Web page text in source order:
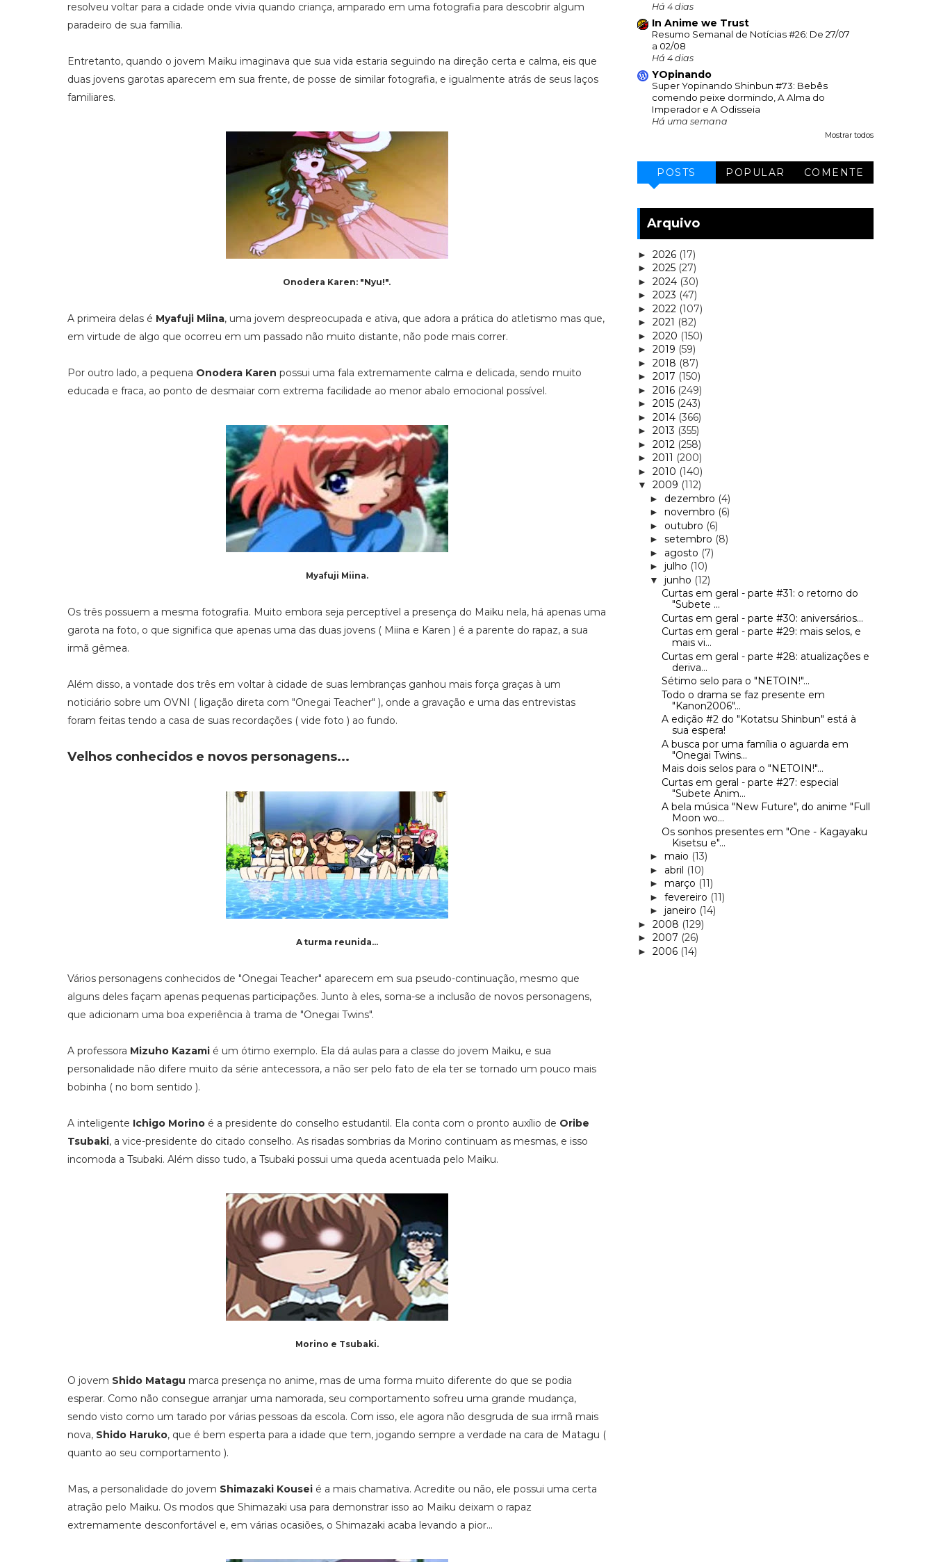
resolveu voltar para a cidade onde vivia quando criança, amparado em uma fotografia para descobrir algum
paradeiro de sua família.
Entretanto, quando o jovem Maiku imaginava que sua vida estaria seguindo na direção certa e calma, eis que
duas jovens garotas aparecem em sua frente, de posse de similar fotografia, e igualmente atrás de seus laços
familiares.
Onodera Karen: "Nyu!".
A primeira delas é Myafuji Miina, uma jovem despreocupada e ativa, que adora a prática do atletismo mas que,
em virtude de algo que ocorreu em um passado não muito distante, não pode mais correr.
Por outro lado, a pequena Onodera Karen possui uma fala extremamente calma e delicada, sendo muito
educada e fraca, ao ponto de desmaiar com extrema facilidade ao menor abalo emocional possível.
Myafuji Miina.
Os três possuem a mesma fotografia. Muito embora seja perceptível a presença do Maiku nela, há apenas uma
garota na foto, o que significa que apenas uma das duas jovens ( Miina e Karen ) é a parente do rapaz, a sua
irmã gêmea.
Além disso, a vontade dos três em voltar à cidade de suas lembranças ganhou mais força graças à um
noticiário sobre um OVNI ( ligação direta com "Onegai Teacher" ), onde a gravação e uma das entrevistas
foram feitas tendo a casa de suas recordações ( vide foto ) ao fundo.
Velhos conhecidos e novos personagens...
A turma reunida...
Vários personagens conhecidos de "Onegai Teacher" aparecem em sua pseudo-continuação, mesmo que
alguns deles façam apenas pequenas participações. Junto à eles, soma-se a inclusão de novos personagens,
que adicionam uma boa experiência à trama de "Onegai Twins".
A professora Mizuho Kazami é um ótimo exemplo. Ela dá aulas para a classe do jovem Maiku, e sua
personalidade não difere muito da série antecessora, a não ser pelo fato de ela ter se tornado um pouco mais
bobinha ( no bom sentido ).
A inteligente Ichigo Morino é a presidente do conselho estudantil. Ela conta com o pronto auxílio de Oribe
Tsubaki, a vice-presidente do citado conselho. As risadas sombrias da Morino continuam as mesmas, e isso
incomoda a Tsubaki. Além disso tudo, a Tsubaki possui uma queda acentuada pelo Maiku.
Morino e Tsubaki.
O jovem Shido Matagu marca presença no anime, mas de uma forma muito diferente do que se podia
esperar. Como não consegue arranjar uma namorada, seu comportamento sofreu uma grande mudança,
sendo visto como um tarado por várias pessoas da escola. Com isso, ele agora não desgruda de sua irmã mais
nova, Shido Haruko, que é bem esperta para a idade que tem, jogando sempre a verdade na cara de Matagu (
quanto ao seu comportamento ).
Mas, a personalidade do jovem Shimazaki Kousei é a mais chamativa. Acredite ou não, ele possui uma certa
atração pelo Maiku. Os modos que Shimazaki usa para demonstrar isso ao Maiku deixam o rapaz
extremamente desconfortável e, em várias ocasiões, o Shimazaki acaba levando a pior...
Há 4 dias
In Anime we Trust
Resumo Semanal de Notícias #26: De 27/07
a 02/08
Há 4 dias
YOpinando
Super Yopinando Shinbun #73: Bebês
comendo peixe dormindo, A Alma do
Imperador e A Odisseia
Há uma semana
Mostrar todos
POSTS POPULAR COMENTE
Arquivo
► 2026 (17)
► 2025 (27)
► 2024 (30)
► 2023 (47)
► 2022 (107)
► 2021 (82)
► 2020 (150)
► 2019 (59)
► 2018 (87)
► 2017 (150)
► 2016 (249)
► 2015 (243)
► 2014 (366)
► 2013 (355)
► 2012 (258)
► 2011 (200)
► 2010 (140)
▼ 2009 (112)
► dezembro (4)
► novembro (6)
► outubro (6)
► setembro (8)
► agosto (7)
► julho (10)
▼ junho (12)
Curtas em geral - parte #31: o retorno do
"Subete ...
Curtas em geral - parte #30: aniversários...
Curtas em geral - parte #29: mais selos, e
mais vi...
Curtas em geral - parte #28: atualizações e
deriva...
Sétimo selo para o "NETOIN!"...
Todo o drama se faz presente em
"Kanon2006"...
A edição #2 do "Kotatsu Shinbun" está à
sua espera!
A busca por uma família o aguarda em
"Onegai Twins...
Mais dois selos para o "NETOIN!"...
Curtas em geral - parte #27: especial
"Subete Anim...
A bela música "New Future", do anime "Full
Moon wo...
Os sonhos presentes em "One - Kagayaku
Kisetsu e"...
► maio (13)
► abril (10)
► março (11)
► fevereiro (11)
► janeiro (14)
► 2008 (129)
► 2007 (26)
► 2006 (14)